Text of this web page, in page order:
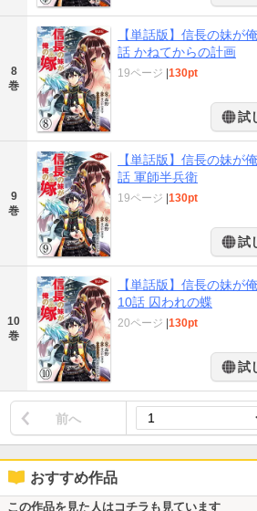
8
巻
【単話版】信長の妹が
話 かねてからの計画
19ページ 130pt
試
9
巻
【単話版】信長の妹が
話 軍師半兵衛
19ページ 130pt
試
10
巻
【単話版】信長の妹が
10話 囚われの蝶
20ページ 130pt
試
前へ
おすすめ作品
この作品を見た人はコチラも見ています